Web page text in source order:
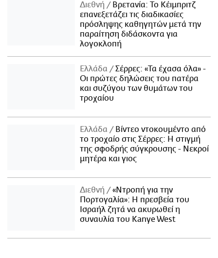
Διεθνή
Βρετανία: Το Κέιμπριτζ
επανεξετάζει τις διαδικασίες
πρόσληψης καθηγητών μετά την
παραίτηση διδάσκοντα για
λογοκλοπή
Ελλάδα
Σέρρες: «Τα έχασα όλα» -
Οι πρώτες δηλώσεις του πατέρα
και συζύγου των θυμάτων του
τροχαίου
Ελλάδα
Βίντεο ντοκουμέντο από
το τροχαίο στις Σέρρες: Η στιγμή
της σφοδρής σύγκρουσης - Νεκροί
μητέρα και γιος
Διεθνή
«Ντροπή για την
Πορτογαλία»: Η πρεσβεία του
Ισραήλ ζητά να ακυρωθεί η
συναυλία του Kanye West